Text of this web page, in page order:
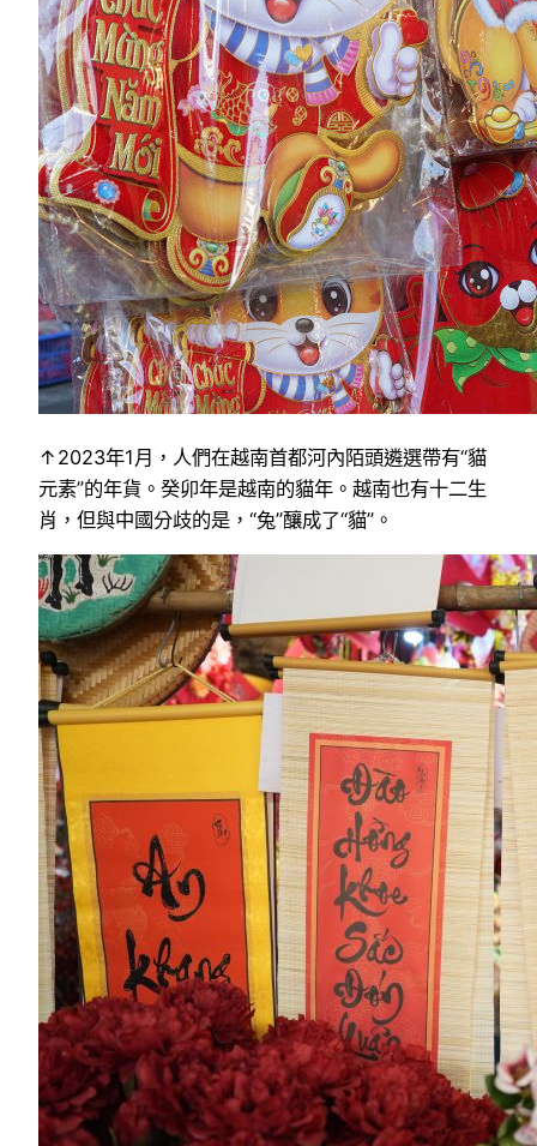
↑2023年1月，人們在越南首都河內陌頭遴選帶有“貓
元素”的年貨。癸卯年是越南的貓年。越南也有十二生
肖，但與中國分歧的是，“兔”釀成了“貓”。